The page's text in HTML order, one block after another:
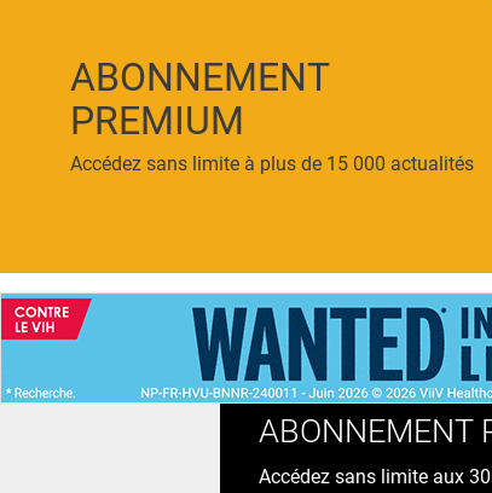
ABONNEMENT
PREMIUM
Accédez sans limite à plus de 15 000 actualités
ACCUEIL
ABONNEMENT
Accédez sans limite aux